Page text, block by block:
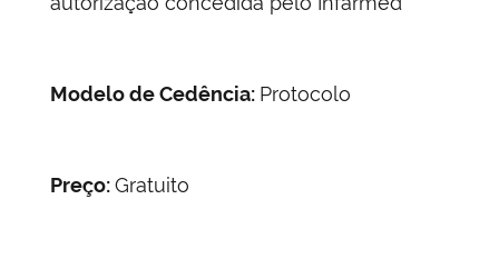
Modelo de Cedência: Protocolo
Preço:Gratuito